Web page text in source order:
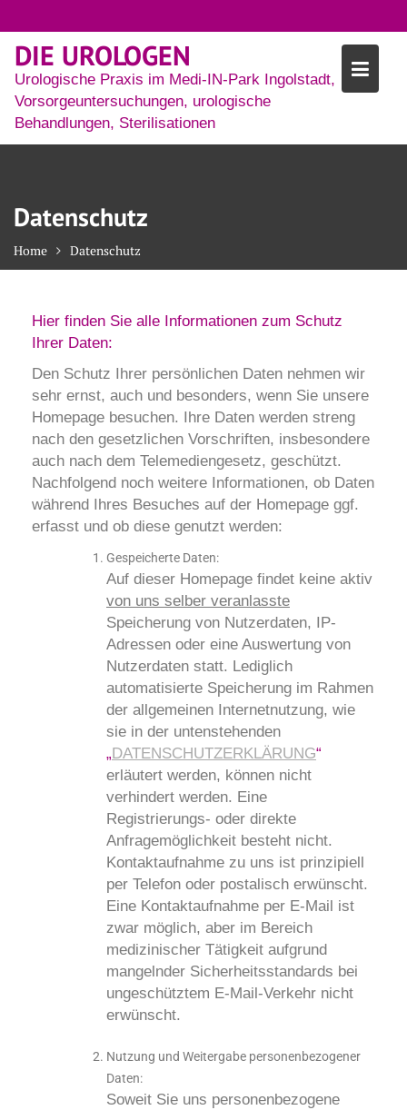
DIE UROLOGEN
Urologische Praxis im Medi-IN-Park Ingolstadt,
Vorsorgeuntersuchungen, urologische
Behandlungen, Sterilisationen
Datenschutz
Home Datenschutz
Hier finden Sie alle Informationen zum Schutz
Ihrer Daten:
Den Schutz Ihrer persönlichen Daten nehmen wir
sehr ernst, auch und besonders, wenn Sie unsere
Homepage besuchen. Ihre Daten werden streng
nach den gesetzlichen Vorschriften, insbesondere
auch nach dem Telemediengesetz, geschützt.
Nachfolgend noch weitere Informationen, ob Daten
während Ihres Besuches auf der Homepage ggf.
erfasst und ob diese genutzt werden:
Gespeicherte Daten:
Auf dieser Homepage findet keine aktiv
von uns selber veranlasste
Speicherung von Nutzerdaten, IP-
Adressen oder eine Auswertung von
Nutzerdaten statt. Lediglich
automatisierte Speicherung im Rahmen
der allgemeinen Internetnutzung, wie
sie in der untenstehenden
„DATENSCHUTZERKLÄRUNG“
erläutert werden, können nicht
verhindert werden. Eine
Registrierungs- oder direkte
Anfragemöglichkeit besteht nicht.
Kontaktaufnahme zu uns ist prinzipiell
per Telefon oder postalisch erwünscht.
Eine Kontaktaufnahme per E-Mail ist
zwar möglich, aber im Bereich
medizinischer Tätigkeit aufgrund
mangelnder Sicherheitsstandards bei
ungeschütztem E-Mail-Verkehr nicht
erwünscht.
Nutzung und Weitergabe personenbezogener
Daten:
Soweit Sie uns personenbezogene